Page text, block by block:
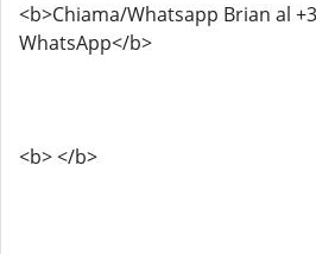
<b>Chiama/Whatsapp Brian al
WhatsApp</b>
<b> </b>